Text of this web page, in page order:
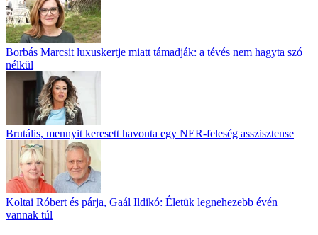
Borbás Marcsit luxuskertje miatt támadják: a tévés nem hagyta szó
nélkül
Brutális, mennyit keresett havonta egy NER-feleség asszisztense
Koltai Róbert és párja, Gaál Ildikó: Életük legnehezebb évén
vannak túl